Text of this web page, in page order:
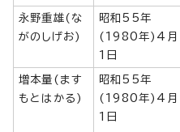
永野重雄(な
がのしげお)
昭和55年
(1980年)4月
1日
増本量(ます
もとはかる)
昭和55年
(1980年)4月
1日